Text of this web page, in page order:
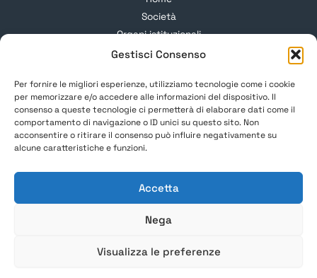
Gestisci Consenso
Per fornire le migliori esperienze, utilizziamo tecnologie come i cookie
per memorizzare e/o accedere alle informazioni del dispositivo. Il
consenso a queste tecnologie ci permetterà di elaborare dati come il
comportamento di navigazione o ID unici su questo sito. Non
acconsentire o ritirare il consenso può influire negativamente su
alcune caratteristiche e funzioni.
Accetta
Nega
Visualizza le preferenze
Società
Organi istituzionali
Gruppi Studio
Corsi e Congressi
Soci SIM
Informazioni
Copyright © 2026 Società Italiana di Microchirurgia. All